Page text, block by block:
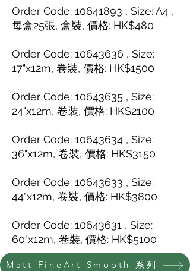
Order Code: 10641893 , Size: A4 ,
每盒25張, 盒裝, 價格: HK$480
Order Code: 10643636 , Size:
17"x12m, 卷裝, 價格: HK$1500
Order Code: 10643635 , Size:
24"x12m, 卷裝, 價格: HK$2100
Order Code: 10643634 , Size:
36"x12m, 卷裝, 價格: HK$3150
Order Code: 10643633 , Size:
44"x12m, 卷裝, 價格: HK$3800
Order Code: 10643631 , Size:
60"x12m, 卷裝, 價格: HK$5100
Matt FineArt Smooth 系列